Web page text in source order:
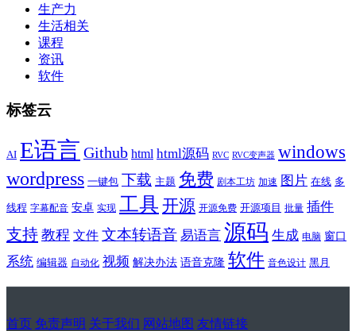
生产力
生活相关
课程
资讯
软件
标签云
AI E语言 Github html html源码 RVC RVC变声器 windows
wordpress 一键包 下载 主题 免费 剧本工坊 加速 图片 在线 多
线程 字幕配音 安卓 实现 工具 开源 开源免费 开源项目 批量 插件
支持 教程 文件 文本转语音 易语言 源码 生成 电脑 窗口
系统 编辑器 自动化 视频 解决办法 语音克隆 软件 音色设计 黑月
首页 免责声明 关于我们 网站地图 友情链接